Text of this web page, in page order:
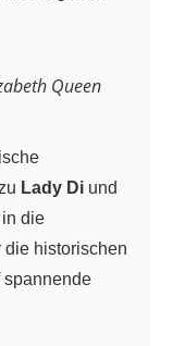
Queen
Lady Di und
die
die historischen
spannende